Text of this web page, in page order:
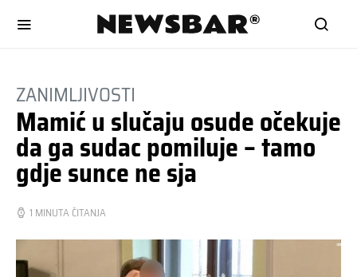
ZANIMLJIVOSTI
Mamić u slučaju osude očekuje
da ga sudac pomiluje – tamo
gdje sunce ne sja
1 MINUTA ČITANJA